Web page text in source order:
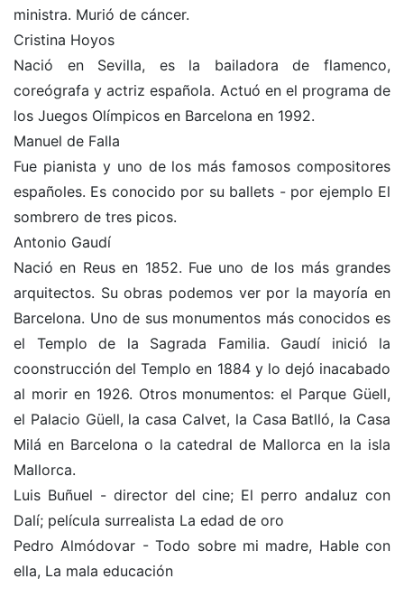
ministra. Murió de cáncer.
Cristina Hoyos
Nació en Sevilla, es la bailadora de flamenco,
coreógrafa y actriz española. Actuó en el programa de
los Juegos Olímpicos en Barcelona en 1992.
Manuel de Falla
Fue pianista y uno de los más famosos compositores
españoles. Es conocido por su ballets - por ejemplo El
sombrero de tres picos.
Antonio Gaudí
Nació en Reus en 1852. Fue uno de los más grandes
arquitectos. Su obras podemos ver por la mayoría en
Barcelona. Uno de sus monumentos más conocidos es
el Templo de la Sagrada Familia. Gaudí inició la
coonstrucción del Templo en 1884 y lo dejó inacabado
al morir en 1926. Otros monumentos: el Parque Güell,
el Palacio Güell, la casa Calvet, la Casa Batlló, la Casa
Milá en Barcelona o la catedral de Mallorca en la isla
Mallorca.
Luis Buñuel - director del cine; El perro andaluz con
Dalí; película surrealista La edad de oro
Pedro Almódovar - Todo sobre mi madre, Hable con
ella, La mala educación